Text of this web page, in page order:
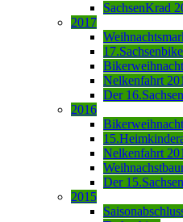
SachsenKrad
2017
Nelkenfahrt
Der
2016
Nelkenfahrt
Der
2015